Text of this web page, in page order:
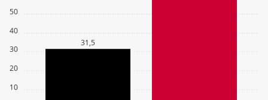
10
20
30
40
50
31,5